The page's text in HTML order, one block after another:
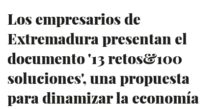
Los empresarios de
Extremadura presentan el
documento '13 retos&100
soluciones', una propuesta
para dinamizar la economía